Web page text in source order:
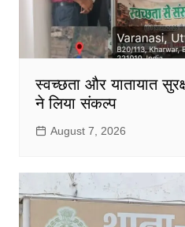
स्वच्छता और यातायात
ने लिया संकल्प
August 7, 2026